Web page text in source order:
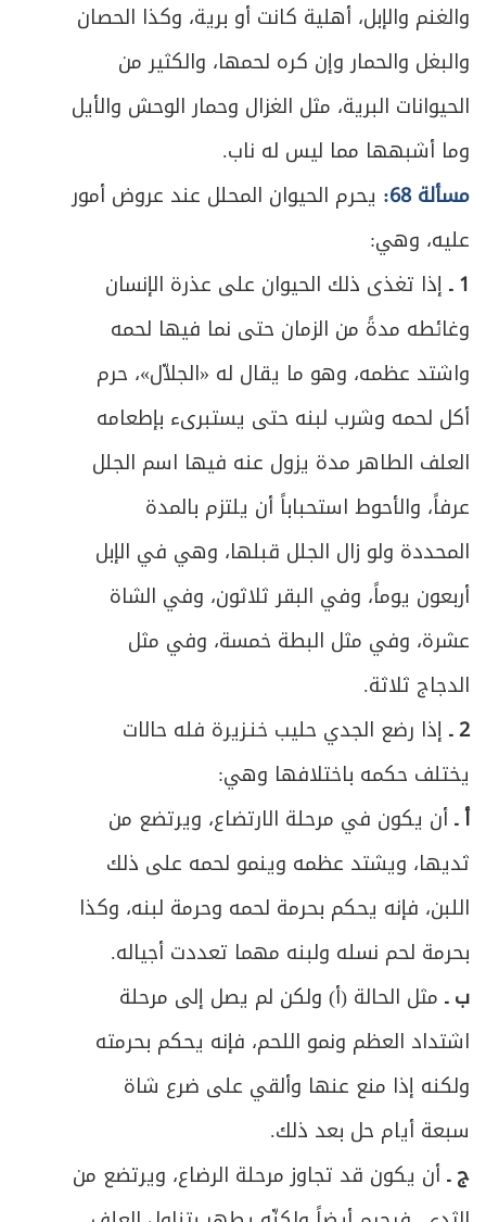
والغنم والإبل، أهلية كانت أو برية، وكذا الحصان
والبغل والحمار وإن كره لحمها، والكثير من
الحيوانات البرية، مثل الغزال وحمار الوحش والأيل
وما أشبهها مما ليس له ناب.
مسألة 68:
يحرم الحيوان المحلل عند عروض أمور
عليه، وهي:
1 ـ إذا تغذى ذلك الحيوان على عذرة الإنسان
وغائطه مدةً من الزمان حتى نما فيها لحمه
واشتد عظمه، وهو ما يقال له «الجلاّل»، حرم
أكل لحمه وشرب لبنه حتى يستبرىء بإطعامه
العلف الطاهر مدة يزول عنه فيها اسم الجلل
عرفاً، والأحوط استحباباً أن يلتزم بالمدة
المحددة ولو زال الجلل قبلها، وهي في الإبل
أربعون يوماً، وفي البقر ثلاثون، وفي الشاة
عشرة، وفي مثل البطة خمسة، وفي مثل
الدجاج ثلاثة.
2 ـ إذا رضع الجدي حليب خنـزيرة فله حالات
يختلف حكمه باختلافها وهي:
أ ـأن يكون في مرحلة الارتضاع، ويرتضع من
ثديها، ويشتد عظمه وينمو لحمه على ذلك
اللبن، فإنه يحكم بحرمة لحمه وحرمة لبنه، وكذا
بحرمة لحم نسله ولبنه مهما تعددت أجياله.
ب ـ مثل الحالة (أ) ولكن لم يصل إلى مرحلة
اشتداد العظم ونمو اللحم، فإنه يحكم بحرمته
ولكنه إذا منع عنها وألقي على ضرع شاة
سبعة أيام حل بعد ذلك.
ج ـأن يكون قد تجاوز مرحلة الرضاع، ويرتضع من
193
ص
199 المبحث الأول ـ في العقد والمتعاقدين
ص 200 الأول ـ عقد العمل
202 الثاني ـ في أهلية المتعاقدين
ص
204 الثالث ـ في شروط العمل
ص
209 الرابع ـ في شروط الأجرة
211 المبحث الثاني ـ في لزوم العقد وموارد الفسخ
ص 212 الأول : في لزوم العقد
214 الثاني ـ في موارد الفسخ
ص
215 أولاً ـ الفسخ بالخيار
ص219 ثانياً ـ الفسخ بغير الخيار
221 فائدة في أثر الفسخ على الأجرة
ص
222 المبحث الثالث ـ في أحكام أداء العمل وتسليمه
ص
232 المبحث الرابع ـ في أحكام التلف والإفساد
237 الفصل الثالث في المزارعة والمساقاة
ص
241 المبحث الأول ـ في المزارعة
ص242 المطلب الأول ـ في العقد وشروطه
ص247 المطلب الثاني ـ في أحكام الخلل والتلف
ص
253 المطلب الثالث ـ في أمور عامة
255 خاتمة في المغارسة
ص